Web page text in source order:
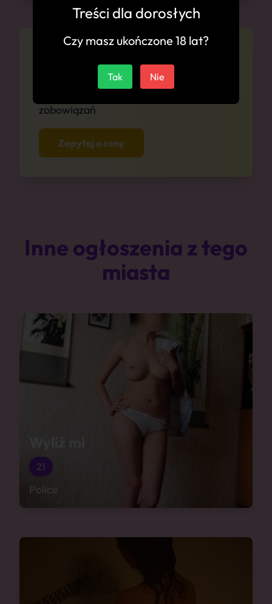
Zapytaj się o ceny anonimowo i bez
zobowiązań
Zapytaj o ceny
Inne ogłoszenia z tego
miasta
21
Police
Treści dla dorosłych
Czy masz ukończone 18 lat?
Tak Nie